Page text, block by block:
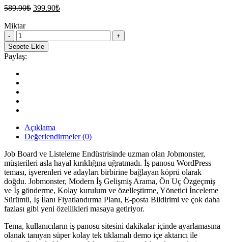
589.90₺ Orijinal
399.90₺Şu
Miktar
Jobmonster
–
İş
İlanı
WordPress
Teması
quantity
Sepete Ekle
Paylaş:
Açıklama
Değerlendirmeler (0)
Job Board ve Listeleme Endüstrisinde uzman olan Jobmonster,
müşterileri asla hayal kırıklığına uğratmadı. İş panosu WordPress
teması, işverenleri ve adayları birbirine bağlayan köprü olarak
doğdu. Jobmonster, Modern İş Gelişmiş Arama, Ön Uç Özgeçmiş
ve İş gönderme, Kolay kurulum ve özelleştirme, Yönetici İnceleme
Sürümü, İş İlanı Fiyatlandırma Planı, E-posta Bildirimi ve çok daha
fazlası gibi yeni özellikleri masaya getiriyor.
Tema, kullanıcıların iş panosu sitesini dakikalar içinde ayarlamasına
olanak tanıyan süper kolay tek tıklamalı demo içe aktarıcı ile